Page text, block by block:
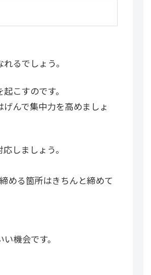
るでしょう。
こすのです。
んで集中力を高めましょ
しましょう。
める箇所はきちんと締めて
機会です。